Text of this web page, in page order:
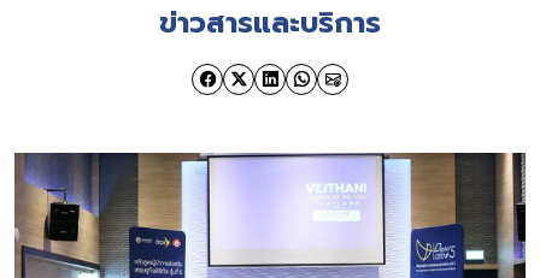
ข่าวสารและบริการ